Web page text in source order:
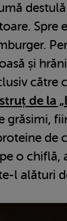
Spre
și
către
de la
grăsimi,
de
o chiflă,
l alături